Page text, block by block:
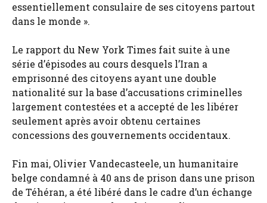
essentiellement consulaire de ses citoyens partout
dans le monde ».
Le rapport du New York Times fait suite à une
série d’épisodes au cours desquels l’Iran a
emprisonné des citoyens ayant une double
nationalité sur la base d’accusations criminelles
largement contestées et a accepté de les libérer
seulement après avoir obtenu certaines
concessions des gouvernements occidentaux.
Fin mai, Olivier Vandecasteele, un humanitaire
belge condamné à 40 ans de prison dans une prison
de Téhéran, a été libéré dans le cadre d’un échange